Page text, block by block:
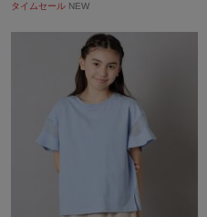
タイムセール NEW